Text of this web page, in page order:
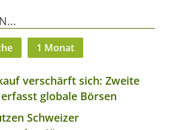
1 Monat
verschärft sich: Zweite
globale Börsen
Schweizer